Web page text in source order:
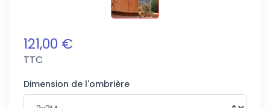
121,00 €
TTC
Dimension de l'ombrière